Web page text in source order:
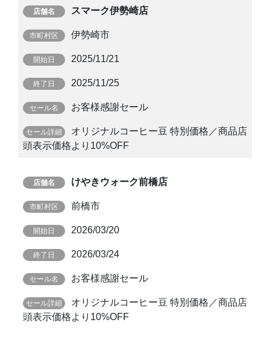
スマーク伊勢崎店
伊勢崎市
2025/11/21
2025/11/25
お客様感謝セール
オリジナルコーヒー豆 特別価格／商品店
頭表示価格より10%OFF
けやきウォーク前橋店
前橋市
2026/03/20
2026/03/24
お客様感謝セール
オリジナルコーヒー豆 特別価格／商品店
頭表示価格より10%OFF